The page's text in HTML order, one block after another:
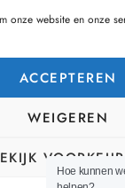
onze website en onze
ACCEPTEREN
WEIGEREN
consultancy.be
215, 8800
Dendermonde
2025 Cor’Sa
Hoe kunnen